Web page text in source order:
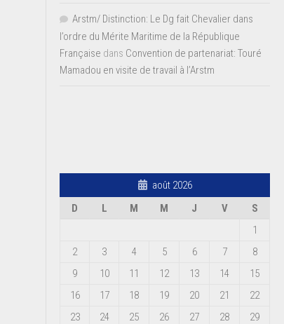
Arstm/ Distinction: Le Dg fait Chevalier dans
l’ordre du Mérite Maritime de la République
Française dans Convention de partenariat: Touré
Mamadou en visite de travail à l’Arstm
août 2026
D
L M M J V
S
1
2
3 4 5 6 7
8
9
10 11 12 13 14
15
16
17 18 19 20 21
22
23
24 25 26 27 28
29